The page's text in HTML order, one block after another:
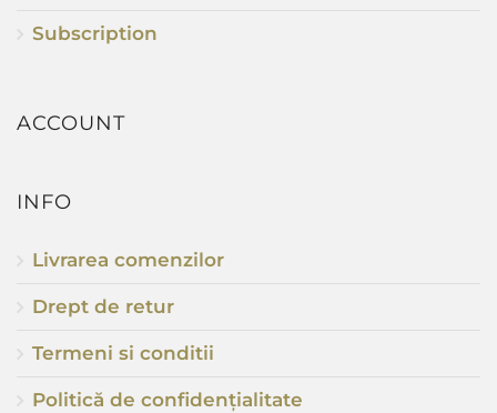
Subscription
ACCOUNT
INFO
Livrarea comenzilor
Drept de retur
Termeni si conditii
Politică de confidențialitate